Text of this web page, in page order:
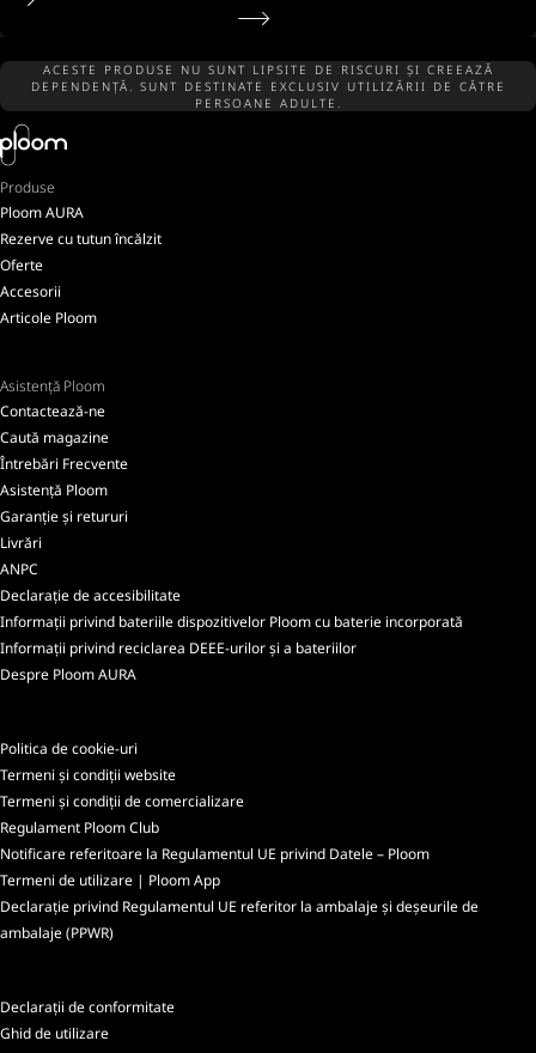
ACESTE PRODUSE NU SUNT LIPSITE DE RISCURI ȘI CREEAZĂ
DEPENDENȚĂ. SUNT DESTINATE EXCLUSIV UTILIZĂRII DE CĂTRE
PERSOANE ADULTE.
Produse
Ploom AURA
Rezerve cu tutun încălzit
Oferte
Accesorii
Articole Ploom
Asistență Ploom
Contactează-ne
Caută magazine
Întrebări Frecvente
Asistență Ploom
Garanție și retururi
Livrări
ANPC
Declarație de accesibilitate
Informații privind bateriile dispozitivelor Ploom cu baterie incorporată
Informații privind reciclarea DEEE-urilor și a bateriilor
Despre Ploom AURA
Politica de cookie-uri
Termeni și condiții website
Termeni și condiții de comercializare
Regulament Ploom Club
Notificare referitoare la Regulamentul UE privind Datele – Ploom
Termeni de utilizare | Ploom App
Declarație privind Regulamentul UE referitor la ambalaje și deșeurile de
ambalaje (PPWR)
Declarații de conformitate
Ghid de utilizare